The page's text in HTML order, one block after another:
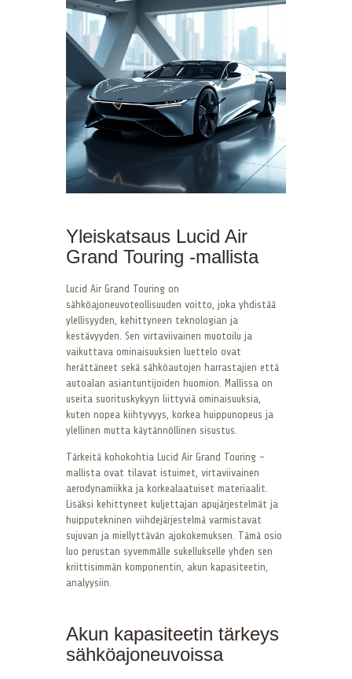
Yleiskatsaus Lucid Air
Grand Touring -mallista
Lucid Air Grand Touring on
sähköajoneuvoteollisuuden voitto, joka yhdistää
ylellisyyden, kehittyneen teknologian ja
kestävyyden. Sen virtaviivainen muotoilu ja
vaikuttava ominaisuuksien luettelo ovat
herättäneet sekä sähköautojen harrastajien että
autoalan asiantuntijoiden huomion. Mallissa on
useita suorituskykyyn liittyviä ominaisuuksia,
kuten nopea kiihtyvyys, korkea huippunopeus ja
ylellinen mutta käytännöllinen sisustus.
Tärkeitä kohokohtia Lucid Air Grand Touring -
mallista ovat tilavat istuimet, virtaviivainen
aerodynamiikka ja korkealaatuiset materiaalit.
Lisäksi kehittyneet kuljettajan apujärjestelmät ja
huipputekninen viihdejärjestelmä varmistavat
sujuvan ja miellyttävän ajokokemuksen. Tämä osio
luo perustan syvemmälle sukellukselle yhden sen
kriittisimmän komponentin, akun kapasiteetin,
analyysiin.
Akun kapasiteetin tärkeys
sähköajoneuvoissa